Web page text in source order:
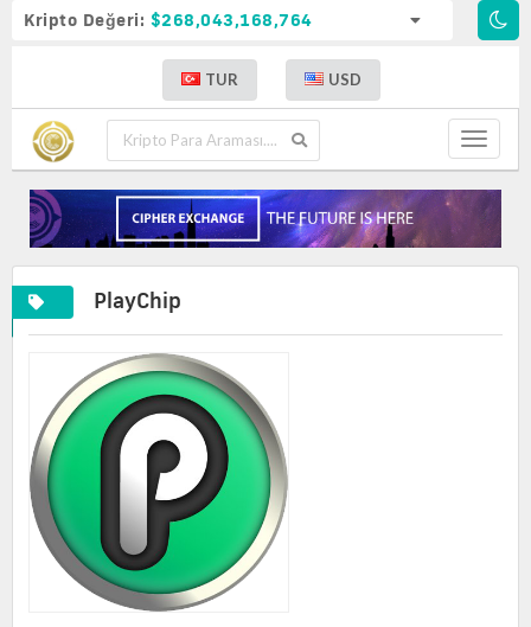
Kripto Değeri: $268,043,168,764
TUR USD
Toggle
PlayChip